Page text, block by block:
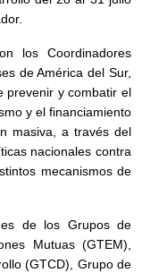
los Coordinadores
de América del Sur,
prevenir y combatir el
y el financiamiento
masiva, a través del
nacionales contra
mecanismos de
de los Grupos de
Mutuas (GTEM),
(GTCD), Grupo de